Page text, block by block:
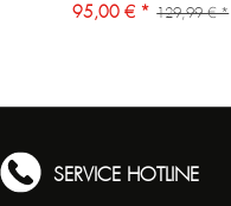
95,00 € * 129,99 € *
SERVICE HOTLINE